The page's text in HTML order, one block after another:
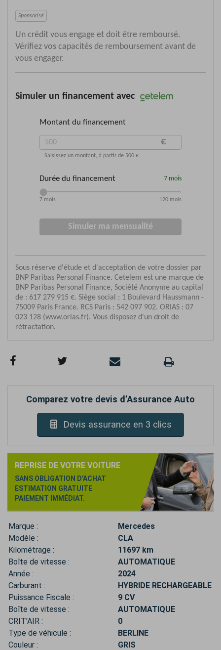
Comparez votre devis d’Assurance Auto
Devis assurance en 3 clics
REPRISE DE VOTRE VOITURE
SANS OBLIGATION D'ACHAT
ESTIMATION GRATUITE
PAIEMENT IMMÉDIAT.
Marque :
Mercedes
Modèle :
CLA
Kilométrage :
11697 km
Boîte de vitesse :
AUTOMATIQUE
Année :
2024
Carburant :
HYBRIDE RECHARGEABLE
Puissance Fiscale :
9 CV
Boîte de vitesse :
AUTOMATIQUE
CRIT'AIR :
0
Type de véhicule :
BERLINE
Couleur :
GRIS